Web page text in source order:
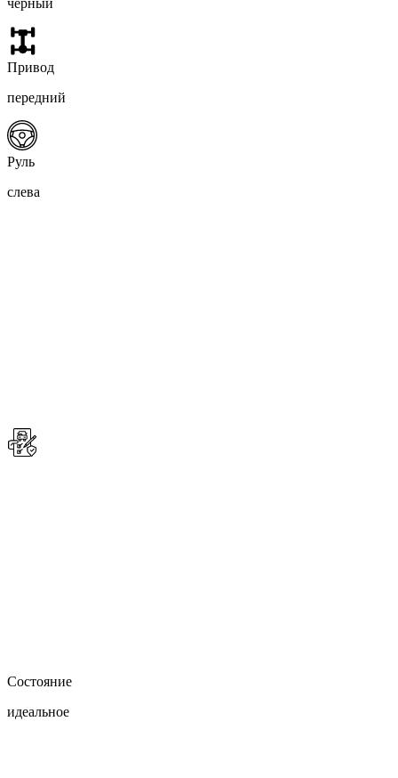
черный
Привод
передний
Руль
слева
Состояние
идеальное